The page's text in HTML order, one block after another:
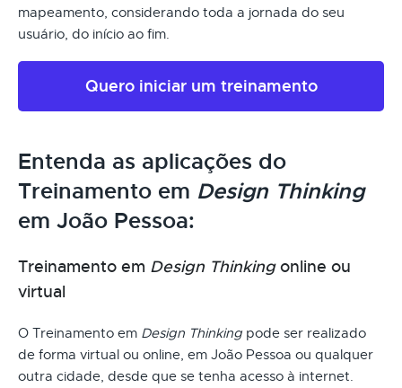
mapeamento, considerando toda a jornada do seu
usuário, do início ao fim.
Quero iniciar um treinamento
Entenda as aplicações do
Treinamento em Design Thinking
em João Pessoa:
Treinamento em Design Thinkingonline ou
virtual
O Treinamento em Design Thinking pode ser realizado
de forma virtual ou online, em João Pessoa ou qualquer
outra cidade, desde que se tenha acesso à internet.